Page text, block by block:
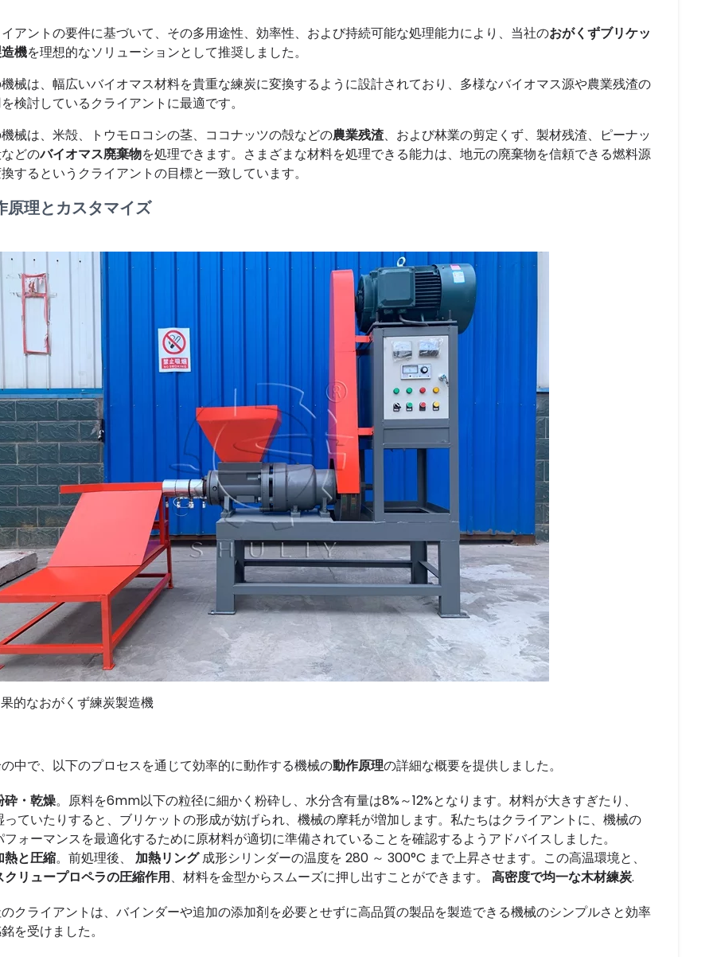
アントの要件に基づいて、その多用途性、効率性、および持続可能な処理能力により、当社のおがくずブリケッ
機を理想的なソリューションとして推奨しました。
械は、幅広いバイオマス材料を貴重な練炭に変換するように設計されており、多様なバイオマス源や農業残渣の
検討しているクライアントに最適です。
械は、米殻、トウモロコシの茎、ココナッツの殻などの農業残渣、および林業の剪定くず、製材残渣、ピーナッ
どのバイオマス廃棄物を処理できます。さまざまな材料を処理できる能力は、地元の廃棄物を信頼できる燃料源
するというクライアントの目標と一致しています。
原理とカスタマイズ
的なおがくず練炭製造機
中で、以下のプロセスを通じて効率的に動作する機械の動作原理の詳細な概要を提供しました。
砕・乾燥。原料を6mm以下の粒径に細かく粉砕し、水分含有量は8%～12%となります。材料が大きすぎたり、
っていたりすると、ブリケットの形成が妨げられ、機械の摩耗が増加します。私たちはクライアントに、機械の
フォーマンスを最適化するために原材料が適切に準備されていることを確認するようアドバイスしました。
熱と圧縮。前処理後、 加熱リング成形シリンダーの温度を 280 ～ 300°C まで上昇させます。この高温環境と、
クリュープロペラの圧縮作用、材料を金型からスムーズに押し出すことができます。 高密度で均一な木材練炭.
クライアントは、バインダーや追加の添加剤を必要とせずに高品質の製品を製造できる機械のシンプルさと効率
を受けました。